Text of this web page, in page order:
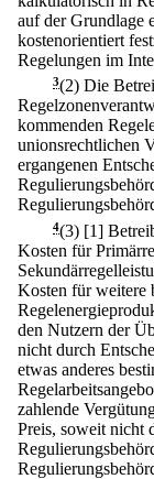
auf der Grundlage
kostenorientiert
Regelungen im
3(2) Die
kommenden
unionsrechtlichen
ergangenen
4(3) [1]
Kosten für
Kosten für weitere
den Nutzern der
nicht durch
etwas anderes
zahlende
Preis, soweit nicht